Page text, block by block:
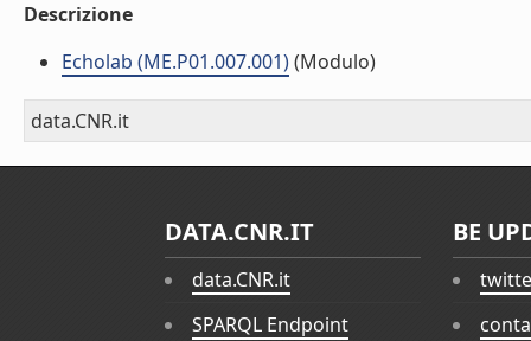
Descrizione
Echolab (ME.P01.007.001)(Modulo)
data.CNR.it
DATA.CNR.IT
data.CNR.it
SPARQL Endpoint
BE